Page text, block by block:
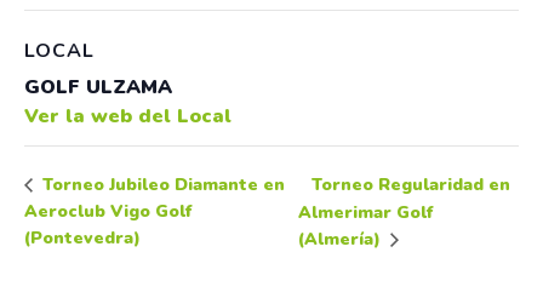
LOCAL
GOLF ULZAMA
Ver la web del Local
Torneo Jubileo Diamante en
Aeroclub Vigo Golf
(Pontevedra)
Torneo Regularidad en
Almerimar Golf
(Almería)